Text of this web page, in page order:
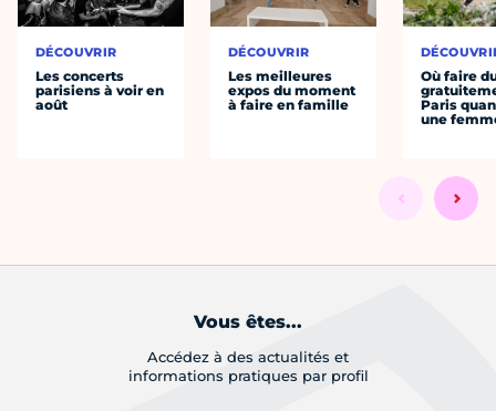
DÉCOUVRIR
Les concerts
parisiens à voir en
août
DÉCOUVRIR
Les meilleures
expos du moment
à faire en famille
Où faire
Paris
une
Vous êtes...
Accédez à des actualités et
informations pratiques par profil